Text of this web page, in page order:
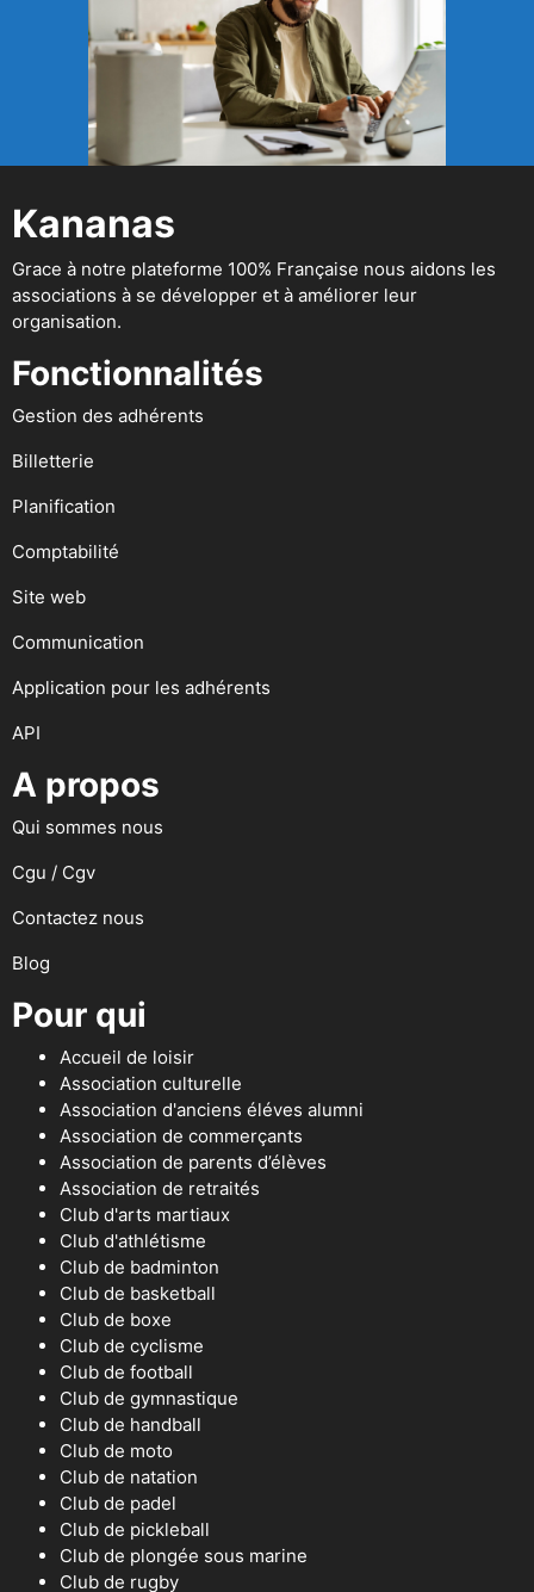
Kananas
Grace à notre plateforme 100% Française nous aidons les
associations à se développer et à améliorer leur
organisation.
Fonctionnalités
Gestion des adhérents
Billetterie
Planification
Comptabilité
Site web
Communication
Application pour les adhérents
API
A propos
Qui sommes nous
Cgu / Cgv
Contactez nous
Blog
Pour qui
Accueil de loisir
Association culturelle
Association d'anciens éléves alumni
Association de commerçants
Association de parents d’élèves
Association de retraités
Club d'arts martiaux
Club d'athlétisme
Club de badminton
Club de basketball
Club de boxe
Club de cyclisme
Club de football
Club de gymnastique
Club de handball
Club de moto
Club de natation
Club de padel
Club de pickleball
Club de plongée sous marine
Club de rugby